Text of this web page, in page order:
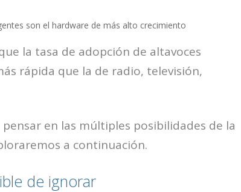
la tasa de adopción de altavoces
rápida que la de radio, televisión,
en las múltiples posibilidades de la
a continuación.
de ignorar